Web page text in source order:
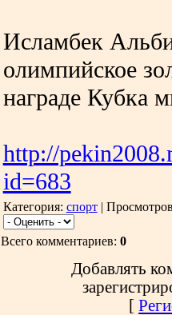
Исламбек
олимпийское
награде Кубка
http://
id=683
Категория: спорт|
Всего комментариев: 0
Добавлять
[